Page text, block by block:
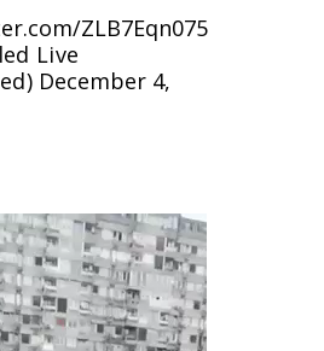
ZLB7Eqn075
Live
December 4,